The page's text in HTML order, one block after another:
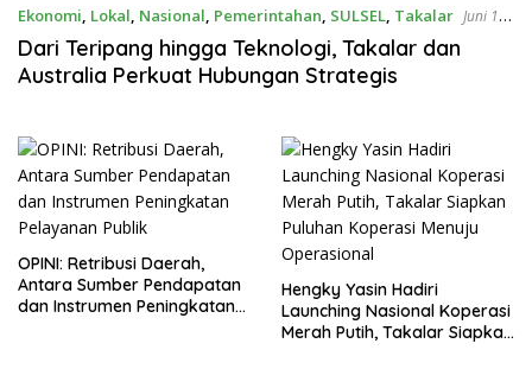
Ekonomi, Lokal, Nasional, Pemerintahan, SULSEL, Takalar Juni 12,
2026
Dari Teripang hingga Teknologi, Takalar dan
Australia Perkuat Hubungan Strategis
OPINI: Retribusi Daerah,
Antara Sumber Pendapatan
dan Instrumen Peningkatan
Hengky Yasin Hadiri
Launching Nasional Koperasi
Merah Putih, Takalar Siapkan